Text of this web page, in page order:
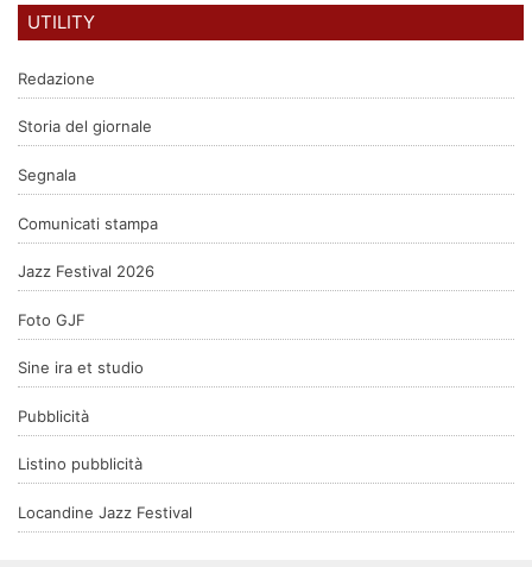
UTILITY
Redazione
Storia del giornale
Segnala
Comunicati stampa
Jazz Festival 2026
Foto GJF
Sine ira et studio
Pubblicità
Listino pubblicità
Locandine Jazz Festival